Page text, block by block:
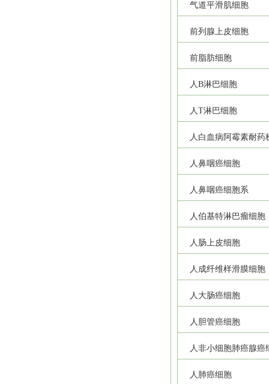
气道平滑肌细胞
前列腺上皮细胞
前脂肪细胞
人B淋巴细胞
人T淋巴细胞
人白血病阿霉素耐药
人鼻咽癌细胞
人鼻咽癌细胞系
人伯基特淋巴瘤细胞
人肠上皮细胞
人成纤维样滑膜细胞
人大肠癌细胞
人胆管癌细胞
人非小细胞肺癌腺癌
人肺癌细胞